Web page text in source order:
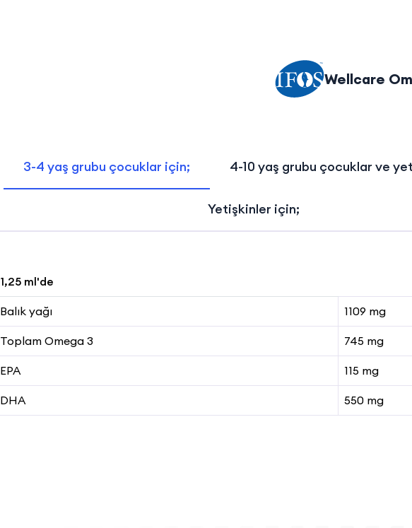
Wellcare
3-4 yaş grubu çocuklar için; 4-10 yaş grubu çocuklar ve
Yetişkinler için;
1,25 ml'de
Balık yağı 1109 mg
Toplam Omega 3 745 mg
EPA 115 mg
DHA 550 mg